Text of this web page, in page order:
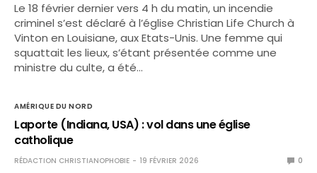
Le 18 février dernier vers 4 h du matin, un incendie
criminel s’est déclaré à l’église Christian Life Church à
Vinton en Louisiane, aux Etats-Unis. Une femme qui
squattait les lieux, s’étant présentée comme une
ministre du culte, a été…
AMÉRIQUE DU NORD
Laporte (Indiana, USA) : vol dans une église
catholique
RÉDACTION CHRISTIANOPHOBIE 19 FÉVRIER 2026 0